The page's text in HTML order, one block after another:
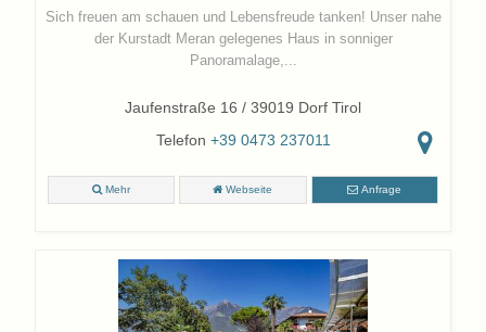
Sich freuen am schauen und Lebensfreude tanken! Unser nahe
der Kurstadt Meran gelegenes Haus in sonniger
Panoramalage,...
Jaufenstraße 16 / 39019 Dorf Tirol
Telefon +39 0473 237011
Mehr Webseite Anfrage